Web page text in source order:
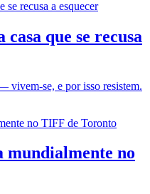
que se recusa
vivem-se, e por isso resistem.
mundialmente no